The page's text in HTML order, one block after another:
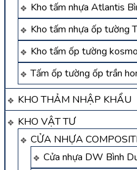
Kho tấm nhựa Atlantis
Kho tấm nhựa ốp tường
Kho tấm ốp tường
Tấm ốp tường ốp trần
KHO THẢM NHẬP KHẨU
KHO VẬT TƯ
CỬA NHỰA
Cửa nhựa DW Bình